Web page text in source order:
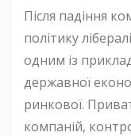
Після падіння
політику
одним із
державної
ринкової.
компаній,